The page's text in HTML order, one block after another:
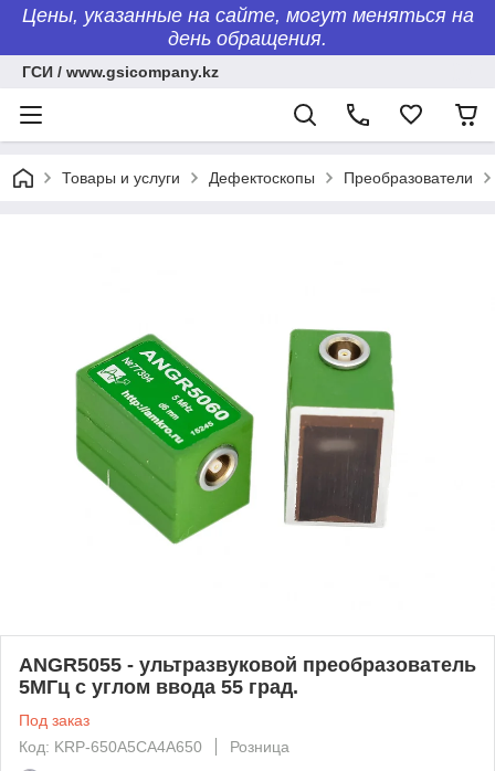
Цены, указанные на сайте, могут меняться на
день обращения.
ГСИ / www.gsicompany.kz
Товары и услуги Дефектоскопы Преобразователи
ANGR5055 - ультразвуковой преобразователь
5МГц c углом ввода 55 град.
Под заказ
Код: KRP-650A5CA4A650
Розница